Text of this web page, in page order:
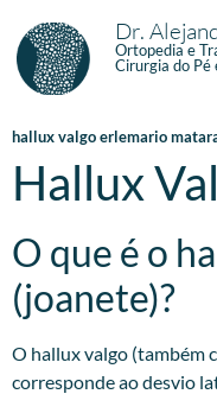
Dr.
Ortopedia e
Cirurgia do Pé
hallux valgo erlemario
Hallux
O que é o
(joanete)?
O hallux valgo (também
corresponde ao desvio